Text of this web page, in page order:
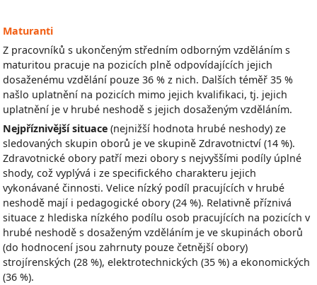
Maturanti
Z pracovníků s ukončeným středním odborným vzděláním s
maturitou pracuje na pozicích plně odpovídajících jejich
dosaženému vzdělání pouze 36 % z nich. Dalších téměř 35 %
našlo uplatnění na pozicích mimo jejich kvalifikaci, tj. jejich
uplatnění je v hrubé neshodě s jejich dosaženým vzděláním.
Nejpříznivější situace (nejnižší hodnota hrubé neshody) ze
sledovaných skupin oborů je ve skupině Zdravotnictví (14 %).
Zdravotnické obory patří mezi obory s nejvyššími podíly úplné
shody, což vyplývá i ze specifického charakteru jejich
vykonávané činnosti. Velice nízký podíl pracujících v hrubé
neshodě mají i pedagogické obory (24 %). Relativně příznivá
situace z hlediska nízkého podílu osob pracujících na pozicích v
hrubé neshodě s dosaženým vzděláním je ve skupinách oborů
(do hodnocení jsou zahrnuty pouze četnější obory)
strojírenských (28 %), elektrotechnických (35 %) a ekonomických
(36 %).